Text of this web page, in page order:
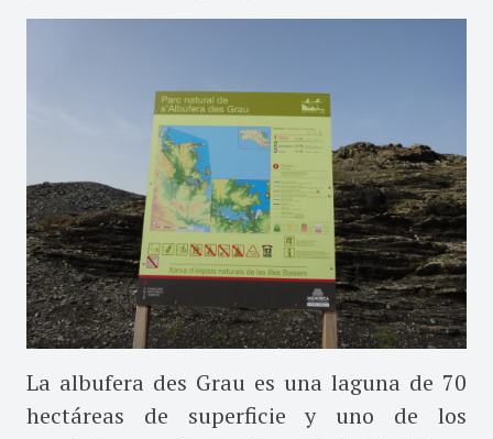
La albufera des Grau es una laguna de 70
hectáreas de superficie y uno de los